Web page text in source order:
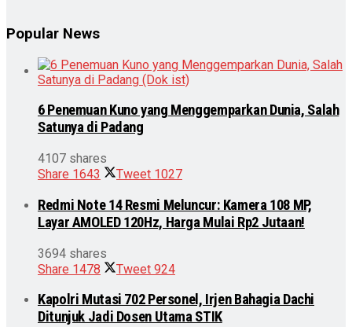
Popular News
6 Penemuan Kuno yang Menggemparkan Dunia, Salah
Satunya di Padang
4107 shares
Share 1643 Tweet 1027
Redmi Note 14 Resmi Meluncur: Kamera 108 MP,
Layar AMOLED 120Hz, Harga Mulai Rp2 Jutaan!
3694 shares
Share 1478 Tweet 924
Kapolri Mutasi 702 Personel, Irjen Bahagia Dachi
Ditunjuk Jadi Dosen Utama STIK